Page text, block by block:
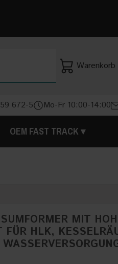
SUCHEWarenkorb
672-5 Mo-Fr 10:00-14:00
OEM FAST TRACK
MIT
FÜR HLK,